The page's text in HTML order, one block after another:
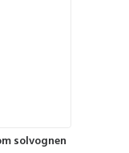
solvognen